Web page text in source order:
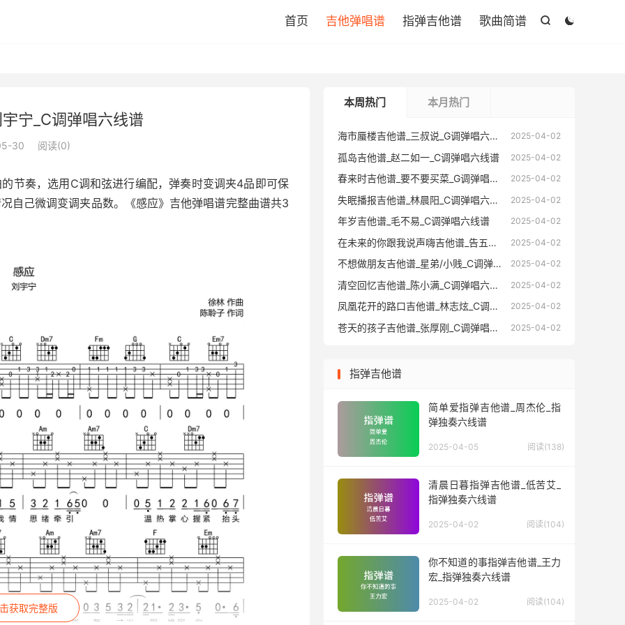


首页 吉他弹唱谱 指弹吉他谱 歌曲简谱
宁_C调弹唱六线谱
30 阅读(0)
节奏，选用C调和弦进行编配，弹奏时变调夹4品即可保
自己微调变调夹品数。《感应》吉他弹唱谱完整曲谱共3
获取完整版
本周热门 本月热门
2025-04-02
海市蜃楼吉他谱_三叔说_G调弹唱六线谱
2025-04-02
孤岛吉他谱_赵二如一_C调弹唱六线谱
2025-04-02
春来时吉他谱_要不要买菜_G调弹唱六线谱
2025-04-02
失眠播报吉他谱_林晨阳_C调弹唱六线谱
2025-04-02
年岁吉他谱_毛不易_C调弹唱六线谱
2025-04-02
在未来的你跟我说声嗨吉他谱_告五人_C调弹唱六线谱
2025-04-02
不想做朋友吉他谱_星弟/小贱_C调弹唱六线谱
2025-04-02
清空回忆吉他谱_陈小满_C调弹唱六线谱
2025-04-02
凤凰花开的路口吉他谱_林志炫_C调弹唱六线谱
2025-04-02
苍天的孩子吉他谱_张厚刚_C调弹唱六线谱
指弹吉他谱
简单爱指弹吉他谱_周杰伦_指
弹独奏六线谱
2025-04-05 阅读(138)
清晨日暮指弹吉他谱_低苦艾_
指弹独奏六线谱
2025-04-02 阅读(104)
你不知道的事指弹吉他谱_王力
宏_指弹独奏六线谱
2025-04-02 阅读(104)